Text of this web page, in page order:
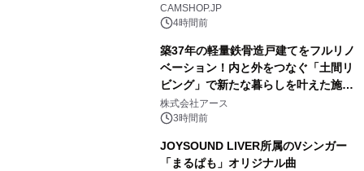
CAMSHOP.JP
4時間前
築37年の軽量鉄骨造戸建てをフルリノ
ベーション！内と外をつなぐ「土間リ
ビング」で新たな暮らしを叶えた施工
事例を株式会社アースが公開
株式会社アース
3時間前
JOYSOUND LIVER所属のVシンガー
「まるぱも」オリジナル曲